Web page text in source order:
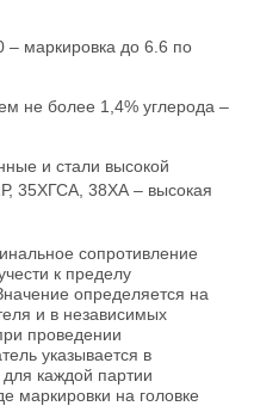
– маркировка до 6.6 по
не более 1,4% углерода –
и стали высокой
35ХГСА, 38ХА – высокая
сопротивление
к пределу
определяется на
и в независимых
проведении
указывается в
каждой партии
маркировки на головке